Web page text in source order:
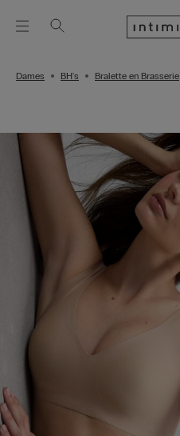
Dames BH's Bralette en Brasserie